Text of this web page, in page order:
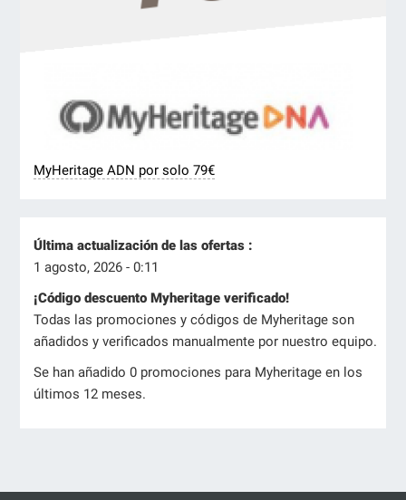
MyHeritage ADN por solo 79€
Última actualización de las ofertas :
1 agosto, 2026 - 0:11
¡Código descuento Myheritage verificado!
Todas las promociones y códigos de Myheritage son
añadidos y verificados manualmente por nuestro equipo.
Se han añadido 0 promociones para Myheritage en los
últimos 12 meses.